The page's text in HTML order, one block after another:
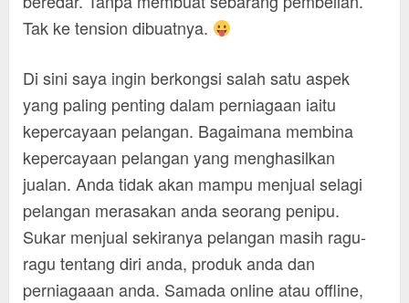
Tak ke tension dibuatnya.
Di sini saya ingin berkongsi salah satu aspek
yang paling penting dalam perniagaan iaitu
kepercayaan pelangan. Bagaimana membina
kepercayaan pelangan yang menghasilkan
jualan. Anda tidak akan mampu menjual selagi
pelangan merasakan anda seorang penipu.
Sukar menjual sekiranya pelangan masih ragu-
ragu tentang diri anda, produk anda dan
perniagaaan anda. Samada online atau offline,